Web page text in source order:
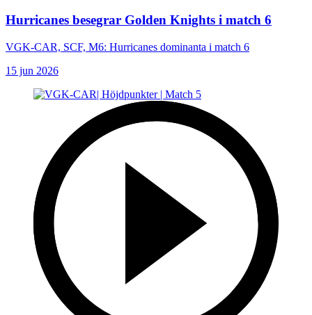
Hurricanes besegrar Golden Knights i match 6
VGK-CAR, SCF, M6: Hurricanes dominanta i match 6
15 jun 2026